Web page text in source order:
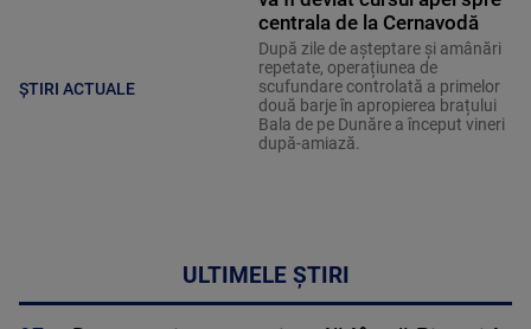
ȘTIRI ACTUALE
centrala de la Cernavodă
După zile de așteptare și amânări
repetate, operațiunea de
scufundare controlată a primelor
două barje în apropierea brațului
Bala de pe Dunăre a început vineri
după-amiază.
ULTIMELE ȘTIRI